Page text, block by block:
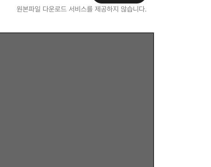
원본파일 다운로드 서비스를 제공하지 않습니다.